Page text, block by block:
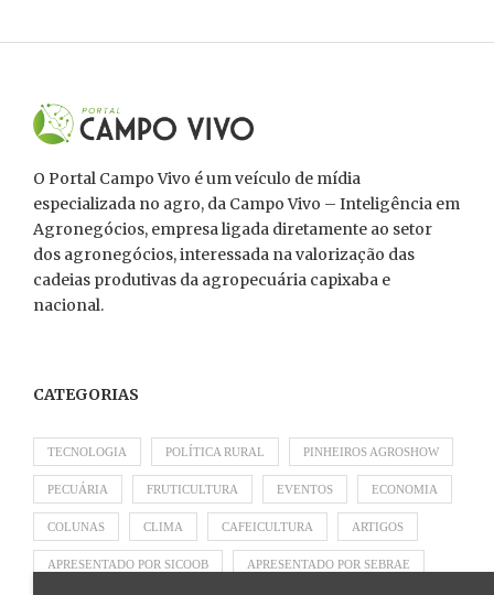
O Portal Campo Vivo é um veículo de mídia
especializada no agro, da Campo Vivo – Inteligência em
Agronegócios, empresa ligada diretamente ao setor
dos agronegócios, interessada na valorização das
cadeias produtivas da agropecuária capixaba e
nacional.
CATEGORIAS
TECNOLOGIA POLÍTICA RURAL PINHEIROS AGROSHOW
PECUÁRIA FRUTICULTURA EVENTOS ECONOMIA
COLUNAS CLIMA CAFEICULTURA ARTIGOS
APRESENTADO POR SICOOB APRESENTADO POR SEBRAE